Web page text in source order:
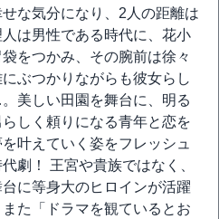
な気分になり、2人の距離は
は男性である時代に、花小
をつかみ、その腕前は徐々
ぶつかりながらも彼女らし
美しい田園を舞台に、明る
しく頼りになる青年と恋を
叶えていく姿をフレッシュ
劇！ 王宮や貴族ではなく、
に等身大のヒロインが活躍
た「ドラマを観ているとお